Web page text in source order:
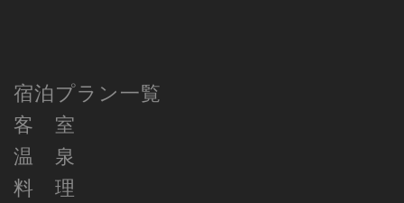
宿泊プラン一覧
客 室
温 泉
料 理